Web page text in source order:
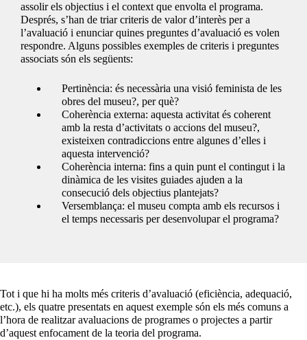
assolir els objectius i el context que envolta el programa.
Després, s’han de triar criteris de valor d’interès per a
l’avaluació i enunciar quines preguntes d’avaluació es volen
respondre. Alguns possibles exemples de criteris i preguntes
associats són els següents:
Pertinència: és necessària una visió feminista de les
obres del museu?, per què?
Coherència externa: aquesta activitat és coherent
amb la resta d’activitats o accions del museu?,
existeixen contradiccions entre algunes d’elles i
aquesta intervenció?
Coherència interna: fins a quin punt el contingut i la
dinàmica de les visites guiades ajuden a la
consecució dels objectius plantejats?
Versemblança: el museu compta amb els recursos i
el temps necessaris per desenvolupar el programa?
Tot i que hi ha molts més criteris d’avaluació (eficiència, adequació,
etc.), els quatre presentats en aquest exemple són els més comuns a
l’hora de realitzar avaluacions de programes o projectes a partir
d’aquest enfocament de la teoria del programa.